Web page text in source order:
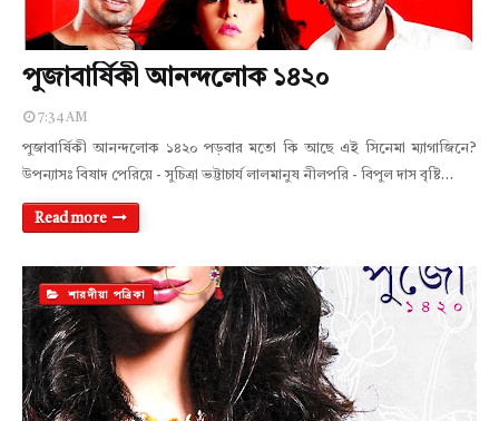
পুজাবার্ষিকী আনন্দলোক ১৪২০
7:34 AM
পুজাবার্ষিকী আনন্দলোক ১৪২০ পড়বার মতো কি আছে এই সিনেমা ম্যাগাজিনে?
উপন্যাসঃ বিষাদ পেরিয়ে - সুচিত্রা ভট্টাচার্য লালমানুষ নীলপরি - বিপুল দাস বৃষ্টি…
Read more
শারদীয়া পত্রিকা